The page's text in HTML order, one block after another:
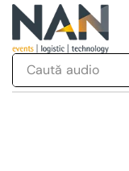
Caută audio